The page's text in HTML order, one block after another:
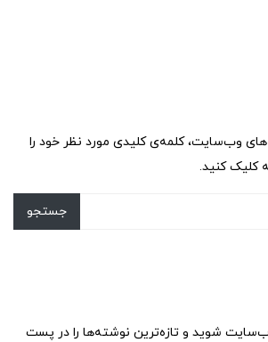
وب‌سایت، کلمه‌ی کلیدی مورد نظر خود را
کلیک کنید.
جستجو
شوید و تازه‌ترین نوشته‌ها را در پست